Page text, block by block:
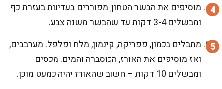
מוסיפים את הבשר הטחון, מפוררים בעדינות בעזרת כף
ומבשלים 3-4 דקות עד שהבשר משנה צבע.
מתבלים בכמון, פפריקה, קינמון, מלח ופלפל. מערבבים,
ואז מוסיפים את האורז, הכוסברה והמים. מכסים
ומבשלים 10 דקות – חשוב שהאורז יהיה כמעט מוכן.